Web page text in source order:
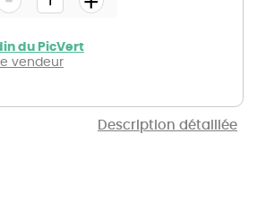
Description détaillée
du PicVert
vendeur